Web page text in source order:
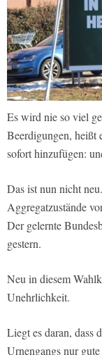
Es wird nie so viel
Beerdigungen, heißt
sofort hinzufügen:
Das ist nun nicht
Aggregatzustände
Der gelernte
gestern.
Neu in diesem
Unehrlichkeit.
Liegt es daran, dass
Urnengangs nur